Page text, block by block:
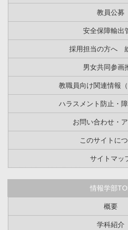
教員公募
安全保障輸出
採用担当の方へ
男女共同参画
教職員向け関連情報（
ハラスメント防止・
お問い合わせ・
このサイトに
サイトマッ
情報学部
概要
学科紹介